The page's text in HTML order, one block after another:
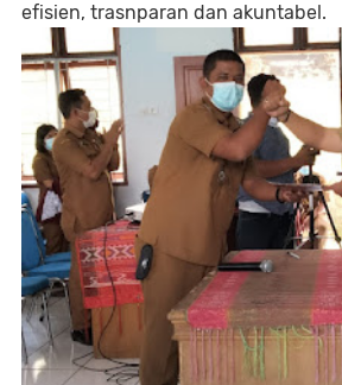
efisien, trasnparan dan akuntabel.